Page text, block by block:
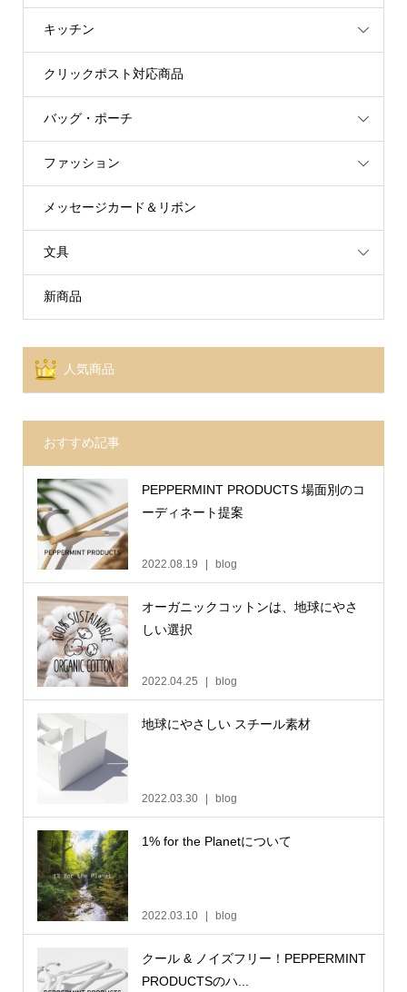
キッチン
クリックポスト対応商品
バッグ・ポーチ
ファッション
メッセージカード＆リボン
文具
新商品
人気商品
おすすめ記事
PEPPERMINT PRODUCTS 場面別のコ
ーディネート提案
2022.08.19 blog
オーガニックコットンは、地球にやさ
しい選択
2022.04.25 blog
地球にやさしい スチール素材
2022.03.30 blog
1% for the Planetについて
2022.03.10 blog
クール & ノイズフリー！PEPPERMINT
PRODUCTSのハ...